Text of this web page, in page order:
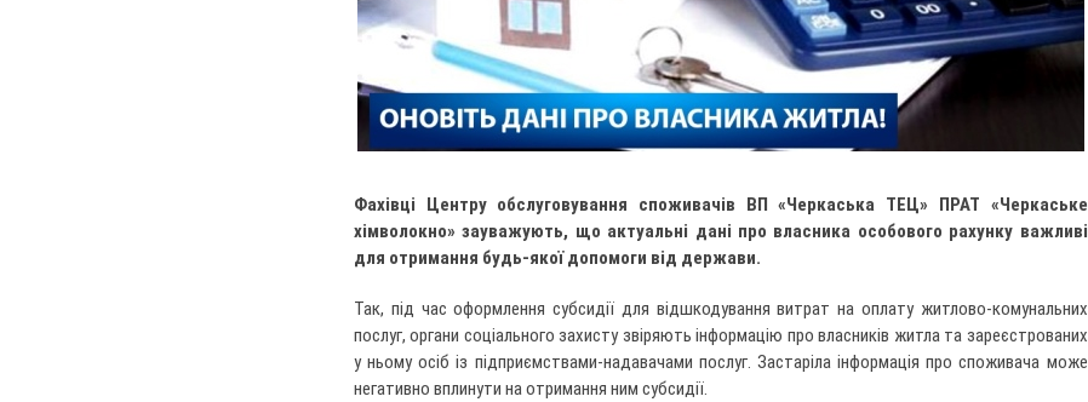
Фахівці Центру обслуговування споживачів ВП «Черкаська ТЕЦ» ПРАТ «Черкаське
хімволокно» зауважують, що актуальні дані про власника особового рахунку важливі
для отримання будь-якої допомоги від держави.
Так, під час оформлення субсидії для відшкодування витрат на оплату житлово-комунальних
послуг, органи соціального захисту звіряють інформацію про власників житла та зареєстрованих
у ньому осіб із підприємствами-надавачами послуг. Застаріла інформація про споживача може
негативно вплинути на отримання ним субсидії.